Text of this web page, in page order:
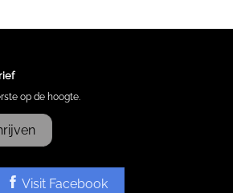
op de hoogte.
Visit Facebook